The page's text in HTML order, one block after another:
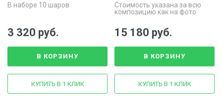
В наборе 10 шаров
3 320 руб.
В КОРЗИНУ
КУПИТЬ В 1 КЛИК
Стоимость указана за всю
композицию как на фото
15 180 руб.
В КОРЗИНУ
КУПИТЬ В 1 КЛИК